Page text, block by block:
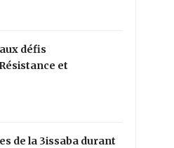
défis
et
de la 3issaba durant